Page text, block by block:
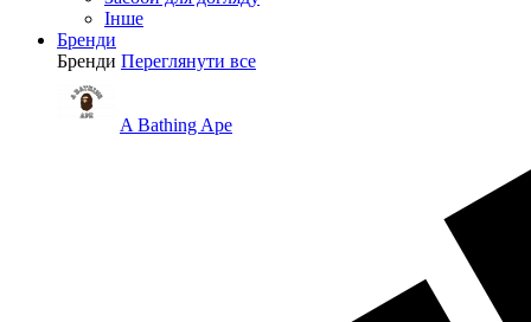
Інше
Бренди
Бренди Переглянути все
A Bathing Ape